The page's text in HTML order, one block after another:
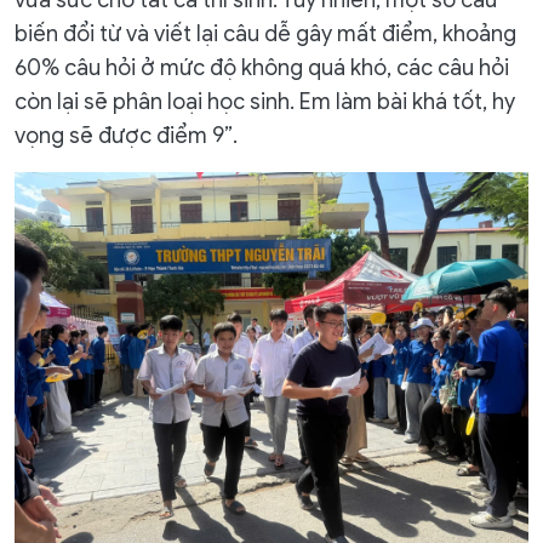
biến đổi từ và viết lại câu dễ gây mất điểm, khoảng
60% câu hỏi ở mức độ không quá khó, các câu hỏi
còn lại sẽ phân loại học sinh. Em làm bài khá tốt, hy
vọng sẽ được điểm 9”.